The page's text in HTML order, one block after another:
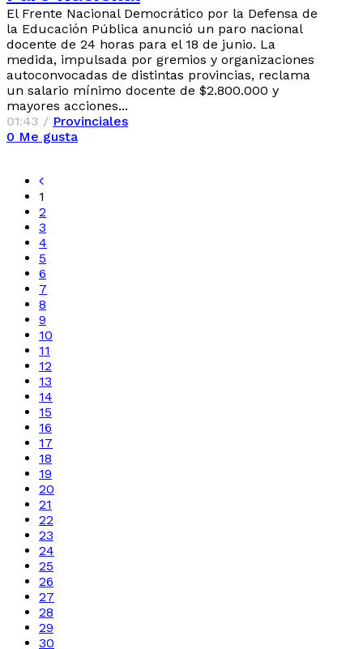
El Frente Nacional Democrático por la Defensa de
la Educación Pública anunció un paro nacional
docente de 24 horas para el 18 de junio. La
medida, impulsada por gremios y organizaciones
autoconvocadas de distintas provincias, reclama
un salario mínimo docente de $2.800.000 y
mayores acciones...
01:43 / Provinciales
0 Me gusta
1
2
3
4
5
6
7
8
9
10
11
12
13
14
15
16
17
18
19
20
21
22
23
24
25
26
27
28
29
30